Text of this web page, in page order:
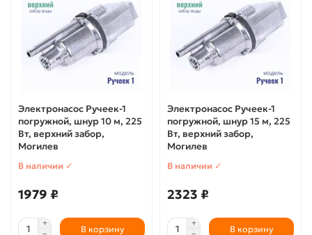
Электронасос Ручеек-1
погружной, шнур 10 м, 225
Вт, верхний забор,
Могилев
В наличии ✓
1979 ₽
В корзину
Электронасос Ручеек-1
погружной, шнур 15 м, 225
Вт, верхний забор,
Могилев
В наличии ✓
2323 ₽
В корзину